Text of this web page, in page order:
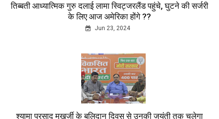
तिब्बती आध्यात्मिक गुरु दलाई लामा स्विट्जरलैंड पहुंचे, घुटने की सर्जरी
के लिए आज अमेरिका होंगे ??
Jun 23, 2024
श्यामा प्रसाद मुखर्जी के बलिदान दिवस से उनकी जयंती तक चलेगा